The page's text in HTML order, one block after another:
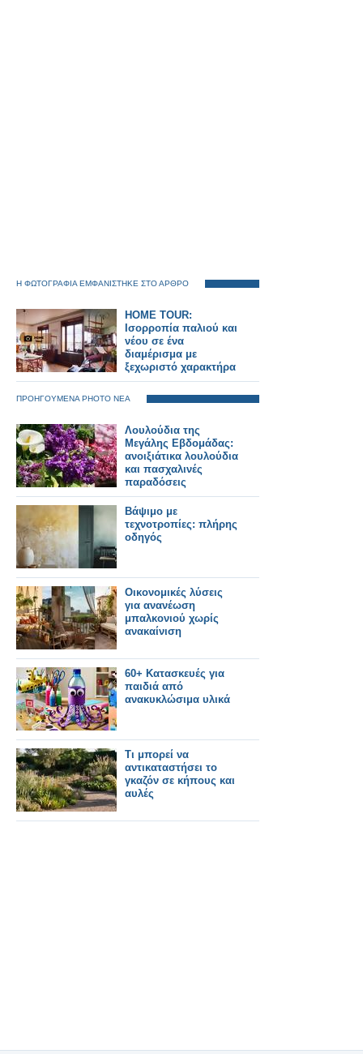
Η ΦΩΤΟΓΡΑΦΙΑ ΕΜΦΑΝΙΣΤΗΚΕ ΣΤΟ ΑΡΘΡΟ
HOME TOUR:
Ισορροπία παλιού και
νέου σε ένα
διαμέρισμα με
ξεχωριστό χαρακτήρα
ΠΡΟΗΓΟΥΜΕΝΑ PHOTO ΝΕΑ
Λουλούδια της
Μεγάλης Εβδομάδας:
ανοιξιάτικα λουλούδια
και πασχαλινές
παραδόσεις
Βάψιμο με
τεχνοτροπίες: πλήρης
οδηγός
Οικονομικές λύσεις
για ανανέωση
μπαλκονιού χωρίς
ανακαίνιση
60+ Κατασκευές για
παιδιά από
ανακυκλώσιμα υλικά
Τι μπορεί να
αντικαταστήσει το
γκαζόν σε κήπους και
αυλές